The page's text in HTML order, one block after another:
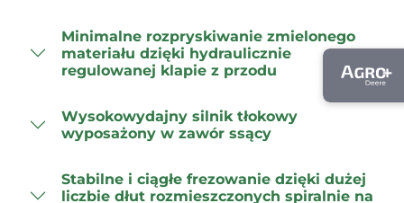
Minimalne rozpryskiwanie zmielonego
materiału dzięki hydraulicznie
regulowanej klapie z przodu
Wysokowydajny silnik tłokowy
wyposażony w zawór ssący
Stabilne i ciągłe frezowanie dzięki dużej
liczbie dłut rozmieszczonych spiralnie na